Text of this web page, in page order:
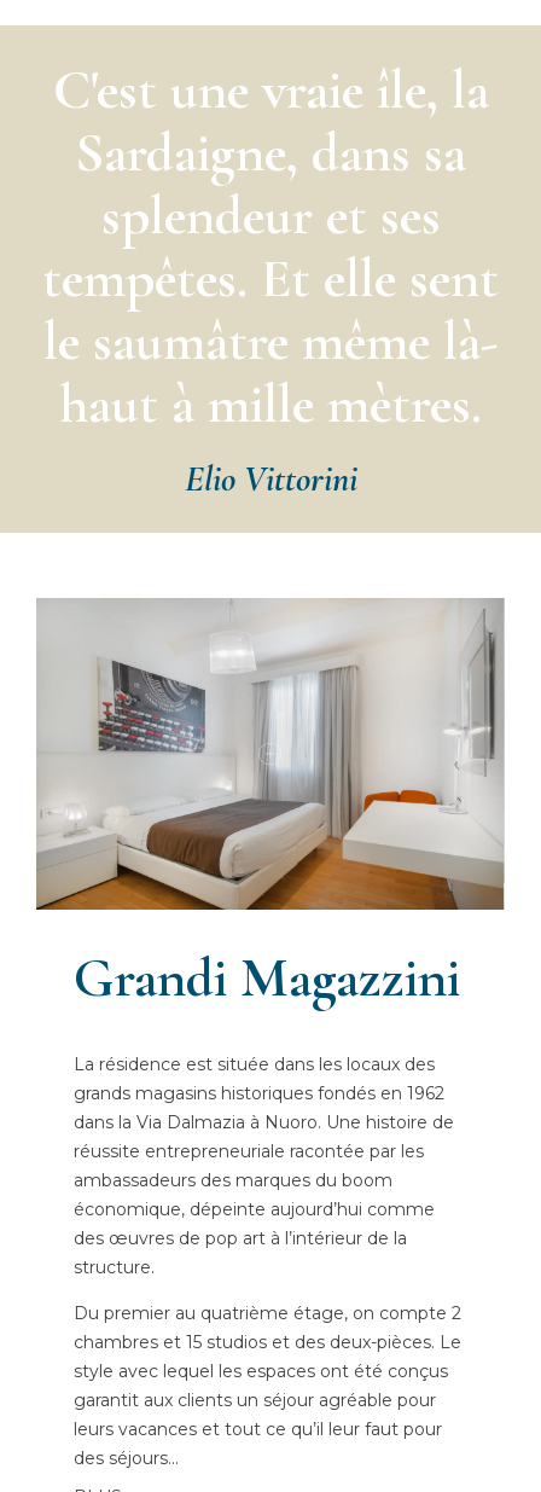
C'est une vraie île, la
Sardaigne, dans sa
splendeur et ses
tempêtes. Et elle sent
le saumâtre même là-
haut à mille mètres.
Elio Vittorini
Grandi Magazzini
La résidence est située dans les locaux des
grands magasins historiques fondés en 1962
dans la Via Dalmazia à Nuoro. Une histoire de
réussite entrepreneuriale racontée par les
ambassadeurs des marques du boom
économique, dépeinte aujourd’hui comme
des œuvres de pop art à l’intérieur de la
structure.
Du premier au quatrième étage, on compte 2
chambres et 15 studios et des deux-pièces. Le
style avec lequel les espaces ont été conçus
garantit aux clients un séjour agréable pour
leurs vacances et tout ce qu’il leur faut pour
des séjours...